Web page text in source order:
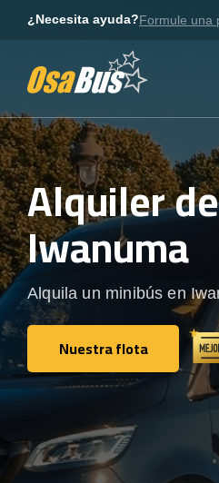
¿Necesita ayuda?Formule una
Alquiler
Iwanuma
Alquila un minibús en
Nuestra flota
Nuestra flota